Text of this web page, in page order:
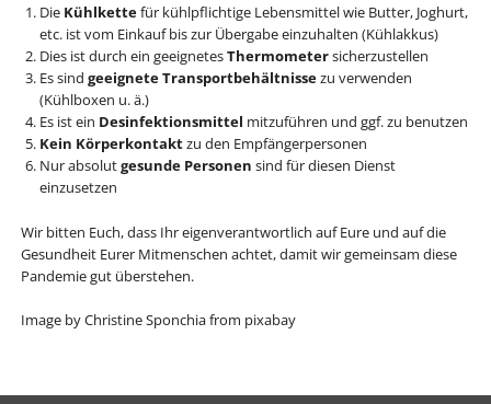
Die Kühlkettefür kühlpflichtige Lebensmittel wie Butter, Joghurt,
etc. ist vom Einkauf bis zur Übergabe einzuhalten (Kühlakkus)
Dies ist durch ein geeignetesThermometersicherzustellen
Es sind geeignete Transportbehältnissezu verwenden
(Kühlboxen u. ä.)
Es ist ein Desinfektionsmittel mitzuführen und ggf. zu benutzen
Kein Körperkontaktzu den Empfängerpersonen
Nur absolutgesunde Personen sind für diesen Dienst
einzusetzen
Wir bitten Euch, dass Ihr eigenverantwortlich auf Eure und auf die
Gesundheit Eurer Mitmenschen achtet, damit wir gemeinsam diese
Pandemie gut überstehen.
Image by Christine Sponchia from pixabay